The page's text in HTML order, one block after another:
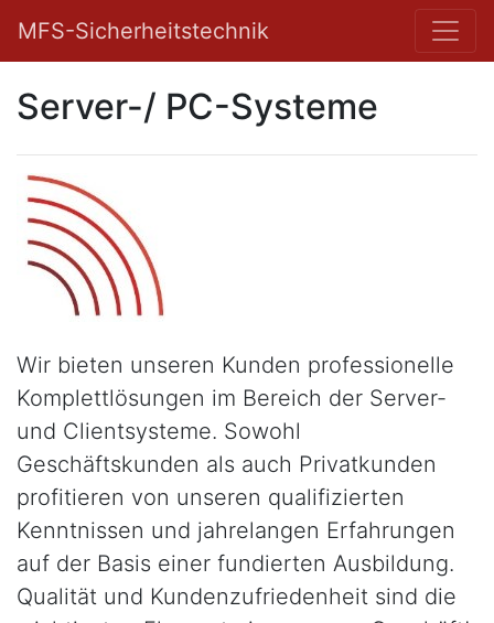
MFS-Sicherheitstechnik
Server-/ PC-Systeme
Wir bieten unseren Kunden professionelle
Komplettlösungen im Bereich der Server-
und Clientsysteme. Sowohl
Geschäftskunden als auch Privatkunden
profitieren von unseren qualifizierten
Kenntnissen und jahrelangen Erfahrungen
auf der Basis einer fundierten Ausbildung.
Qualität und Kundenzufriedenheit sind die